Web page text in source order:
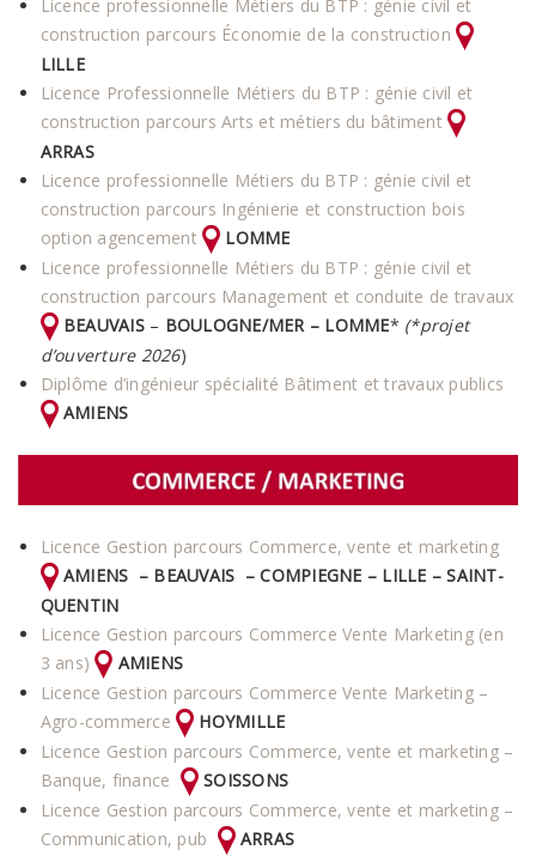
Licence professionnelle Métiers du BTP : génie civil et
construction parcours Économie de la construction
LILLE
Licence Professionnelle Métiers du BTP : génie civil et
construction parcours Arts et métiers du bâtiment
ARRAS
Licence professionnelle Métiers du BTP : génie civil et
construction parcours Ingénierie et construction bois
option agencement
LOMME
Licence professionnelle Métiers du BTP : génie civil et
construction parcours Management et conduite de travaux
BEAUVAIS– BOULOGNE/MER – LOMME* (*projet
d’ouverture 2026)
Diplôme d’ingénieur spécialité Bâtiment et travaux publics
AMIENS
Licence Gestion parcours Commerce, vente et marketing
AMIENS – BEAUVAIS – COMPIEGNE – LILLE – SAINT-
QUENTIN
Licence Gestion parcours Commerce Vente Marketing (en
3 ans)
AMIENS
Licence Gestion parcours Commerce Vente Marketing –
Agro-commerce
HOYMILLE
Licence Gestion parcours Commerce, vente et marketing –
Banque, finance
SOISSONS
Licence Gestion parcours Commerce, vente et marketing –
Communication, pub
ARRAS